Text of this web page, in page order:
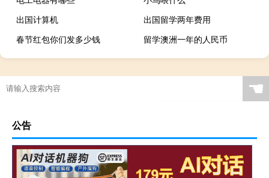
出国计算机
出国留学两年费用
春节红包你们发多少钱
留学澳洲一年的人民币
☚
公告